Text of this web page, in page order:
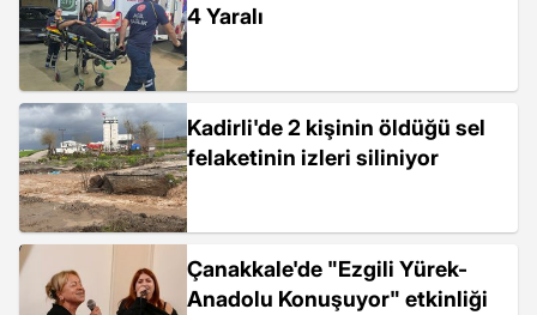
4 Yaralı
Kadirli'de 2 kişinin öldüğü sel
felaketinin izleri siliniyor
Çanakkale'de "Ezgili Yürek-
Anadolu Konuşuyor" etkinliği